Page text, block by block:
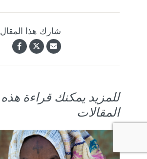
شارك هذا المقال
للمزيد يمكنك قراءة هذه
المقالات